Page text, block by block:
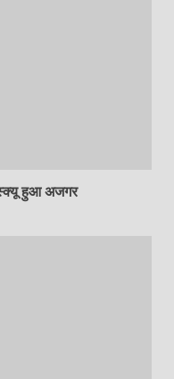
हुआ अजगर